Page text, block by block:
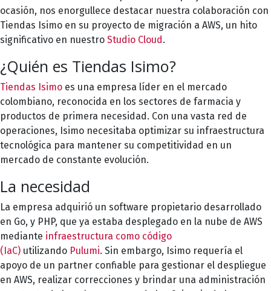
ocasión, nos enorgullece destacar nuestra colaboración con
Tiendas Isimo en su proyecto de migración a AWS, un hito
significativo en nuestro Studio Cloud .
¿Quién es Tiendas Isimo?
Tiendas Isimo es una empresa líder en el mercado
colombiano, reconocida en los sectores de farmacia y
productos de primera necesidad. Con una vasta red de
operaciones, Isimo necesitaba optimizar su infraestructura
tecnológica para mantener su competitividad en un
mercado de constante evolución.
La necesidad
La empresa adquirió un software propietario desarrollado
en Go, y PHP, que ya estaba desplegado en la nube de AWS
mediante infraestructura como código
(IaC) utilizando Pulumi. Sin embargo, Isimo requería el
apoyo de un partner confiable para gestionar el despliegue
en AWS, realizar correcciones y brindar una administración